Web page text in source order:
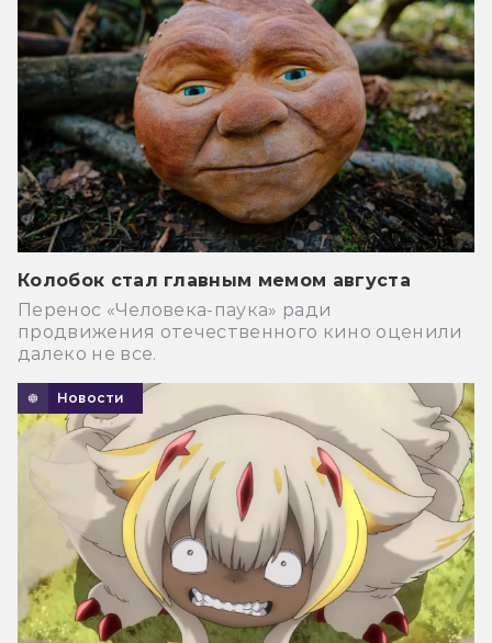
Колобок стал главным мемом августа
Перенос «Человека-паука» ради
продвижения отечественного кино оценили
далеко не все.
Новости